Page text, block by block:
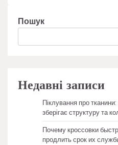
Пошук
Недавні записи
Піклування про
зберігає структуру та
Почему кроссовки
продлить срок их